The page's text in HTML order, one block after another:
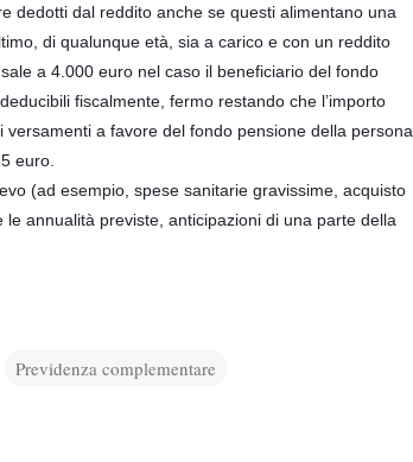
dedotti dal reddito anche se questi alimentano una
di qualunque età, sia a carico e con un reddito
a 4.000 euro nel caso il beneficiario del fondo
fiscalmente, fermo restando che l’importo
a favore del fondo pensione della persona
euro.
(ad esempio, spese sanitarie gravissime, acquisto
annualità previste, anticipazioni di una parte della
Previdenza complementare